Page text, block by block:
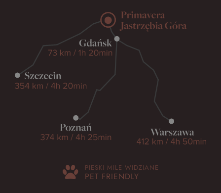
PIESKI MILE WIDZIANE
PET FRIENDLY